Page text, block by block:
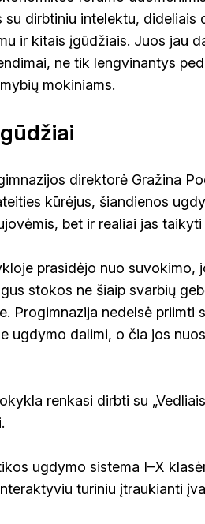
dirbtiniu intelektu, dideliais
ir kitais įgūdžiais. Juos jau
ne tik lengvinantys
mokiniams.
direktorė Gražina
kūrėjus, šiandienos
bet ir realiai jas
prasidėjo nuo suvokimo,
stokos ne šiaip svarbių
Progimnazija nedelsė priimti
ugdymo dalimi, o čia jos
renkasi dirbti su
ugdymo sistema I–X
turiniu įtraukianti